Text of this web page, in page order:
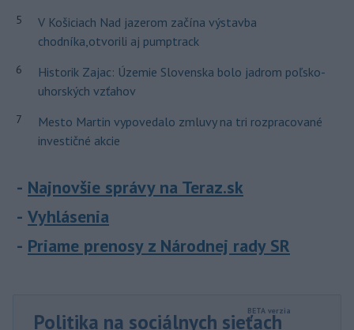
5
V Košiciach Nad jazerom začína výstavba
chodníka,otvorili aj pumptrack
6
Historik Zajac: Územie Slovenska bolo jadrom poľsko-
uhorských vzťahov
7
Mesto Martin vypovedalo zmluvy na tri rozpracované
investičné akcie
Najnovšie správy na Teraz.sk
Vyhlásenia
Priame prenosy z Národnej rady SR
Politika na sociálnych sieťach